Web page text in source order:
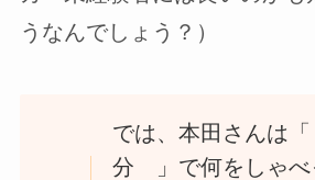
うなんでしょう？）
では、本田さんは
分 」で何をしゃべ